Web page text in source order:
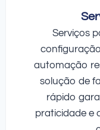
Serviços
automação
solução de
rápido
praticidade e